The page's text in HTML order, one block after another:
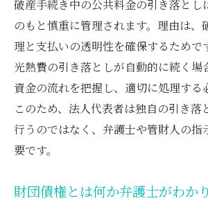
破産手続き中の公共料金の引き落とし
のもと慎重に管理されます。理由は、
理と支払いの透明性を確保するためで
光熱費の引き落としが自動的に続く場
資金の流れを把握し、適切に処理する
このため、法人代表者は独自の引き落
行うのではなく、弁護士や管財人の指
要です。
財団債権とは何か弁護士がわか